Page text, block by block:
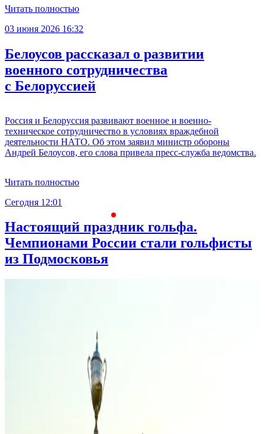
Читать полностью
03 июня 2026 16:32
Белоусов рассказал о развитии
военного сотрудничества
с Белоруссией
Россия и Белоруссия развивают военное и военно-
техническое сотрудничество в условиях враждебной
деятельности НАТО. Об этом заявил министр обороны
Андрей Белоусов, его слова привела пресс-служба ведомства.
Читать полностью
Сегодня 12:01
Настоящий праздник гольфа.
Чемпионами России стали гольфисты
из Подмосковья